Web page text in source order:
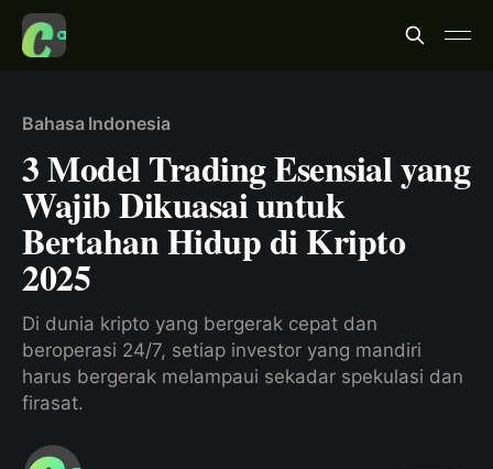
Bahasa Indonesia
3 Model Trading Esensial yang
Wajib Dikuasai untuk
Bertahan Hidup di Kripto
2025
Di dunia kripto yang bergerak cepat dan
beroperasi 24/7, setiap investor yang mandiri
harus bergerak melampaui sekadar spekulasi dan
firasat.